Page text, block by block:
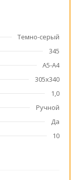
Темно-серый
345
А5-А4
305х340
1,0
Ручной
Да
10